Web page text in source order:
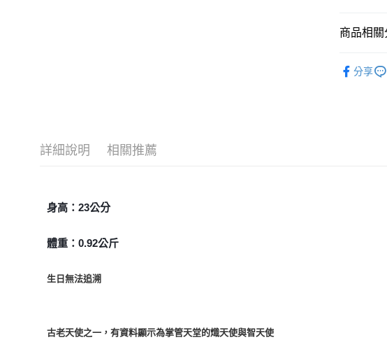
商品相關
分享
詳細說明 相關推薦
身高：23公分
體重：0.92公斤
生日無法追溯
古老天使之一，有資料顯示為掌管天堂的熾天使與智天使